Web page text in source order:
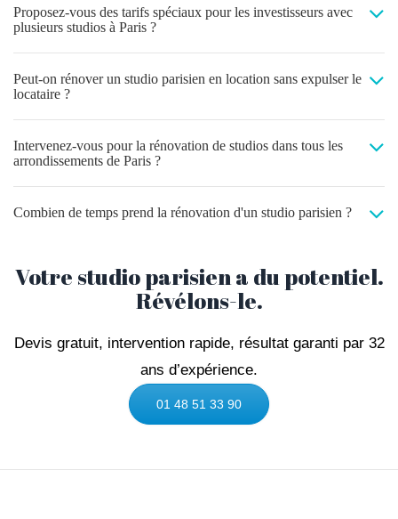
Proposez-vous des tarifs spéciaux pour les investisseurs avec
plusieurs studios à Paris ?
Peut-on rénover un studio parisien en location sans expulser le
locataire ?
Intervenez-vous pour la rénovation de studios dans tous les
arrondissements de Paris ?
Combien de temps prend la rénovation d'un studio parisien ?
Votre studio parisien a du potentiel.
Révélons-le.
Devis gratuit, intervention rapide, résultat garanti par 32
ans d’expérience.
01 48 51 33 90